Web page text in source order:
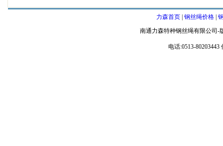
力森首页 钢丝绳价格
南通力森特种钢丝绳有限公司-
电话:0513-80203443